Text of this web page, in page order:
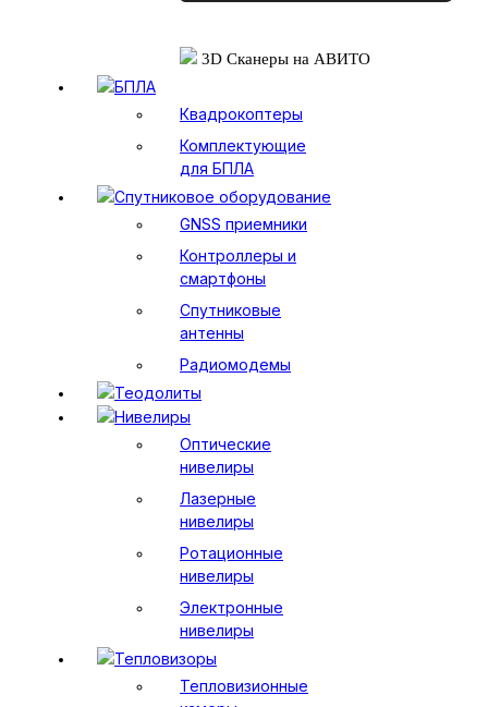
3D Сканеры на АВИТО
БПЛА
Квадрокоптеры
Комплектующие
для БПЛА
Спутниковое оборудование
GNSS приемники
Контроллеры и
смартфоны
Спутниковые
антенны
Радиомодемы
Теодолиты
Нивелиры
Оптические
нивелиры
Лазерные
нивелиры
Ротационные
нивелиры
Электронные
нивелиры
Тепловизоры
Тепловизионные